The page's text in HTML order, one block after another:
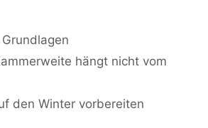
Grundlagen
hängt nicht vom
den Winter vorbereiten